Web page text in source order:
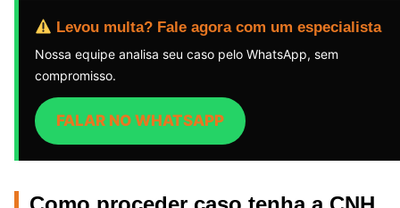
Levou multa? Fale agora com um especialista
Nossa equipe analisa seu caso pelo WhatsApp, sem
compromisso.
FALAR NO WHATSAPP